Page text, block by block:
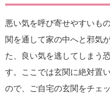
悪い気を呼び寄せやすいも
関を通して家の中へと邪気
た、良い気を逃してしまう
す。ここでは玄関に絶対置
ので、ご自宅の玄関をチェ